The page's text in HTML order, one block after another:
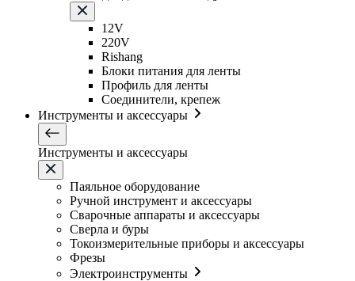
12V
220V
Rishang
Блоки питания для ленты
Профиль для ленты
Соединители, крепеж
Инструменты и аксессуары
Инструменты и аксессуары
Паяльное оборудование
Ручной инструмент и аксессуары
Сварочные аппараты и аксессуары
Сверла и буры
Токоизмерительные приборы и аксессуары
Фрезы
Электроинструменты